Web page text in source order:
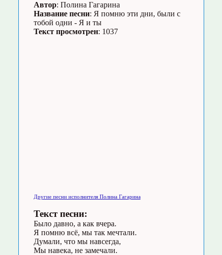
Автор: Полина Гагарина
Название песни: Я помню эти дни, были с
тобой одни - Я и ты
Текст просмотрен: 1037
Другие песни исполнителя Полина Гагарина
Текст песни:
Было давно, а как вчера.
Я помню всё, мы так мечтали.
Думали, что мы навсегда,
Мы навека, не замечали.